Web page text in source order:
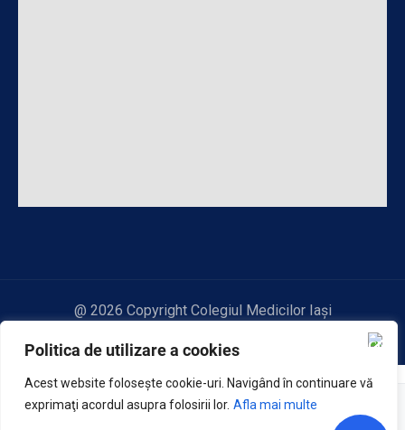
Politica de utilizare a cookies
Acest website foloseşte cookie-uri. Navigând în continuare vă
exprimaţi acordul asupra folosirii lor. Afla mai multe
@ 2026 Copyright Colegiul Medicilor Iași
Asistent virtual
1